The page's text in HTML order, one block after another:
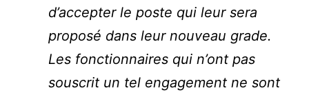
d’accepter le poste qui leur sera
proposé dans leur nouveau grade.
Les fonctionnaires qui n’ont pas
souscrit un tel engagement ne sont